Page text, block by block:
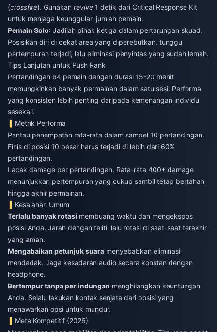
(crossfire). Gunakan revive 1 detik dari Critical Response Kit
untuk menjaga keunggulan jumlah pemain.
Pemain Solo: Jadilah pihak ketiga dalam pertarungan skuad.
Posisikan diri di dekat area yang diperebutkan, tunggu
pertempuran terjadi, lalu eliminasi penyintas yang sudah lemah.
Tips Lanjutan untuk Push Rank
Pertandingan 64 pemain dengan durasi 15-20 menit
memungkinkan banyak permainan dalam satu sesi. Performa
yang konsisten lebih penting daripada kemenangan individu
sesekali.
Metrik Performa
Pantau penempatan rata-rata dalam sampel 10 pertandingan.
Finis di posisi 10 besar harus terjadi di lebih dari 60%
pertandingan.
Lacak damage per pertandingan. Rata-rata 400+ damage
menunjukkan pertempuran yang cukup sambil tetap bertahan
hingga akhir permainan.
Kesalahan Umum
Terlalu banyak rotasi membuang waktu dan mengekspos
posisi Anda. Jarah dengan teliti, lalu rotasi di saat-saat terakhir
yang aman.
Mengabaikan petunjuk suara menyebabkan eliminasi
mendadak. Jaga kesadaran audio secara konstan dengan
headphone.
Bertempur tanpa perlindungan menghilangkan keuntungan
Anda. Selalu lakukan kontak senjata dari posisi yang
menawarkan opsi untuk mundur.
Meta Kompetitif (2026)